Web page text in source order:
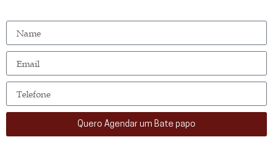
Quero Agendar um Bate papo